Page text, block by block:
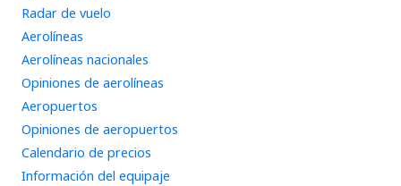
Radar de vuelo
Aerolíneas
Aerolíneas nacionales
Opiniones de aerolíneas
Aeropuertos
Opiniones de aeropuertos
Calendario de precios
Información del equipaje